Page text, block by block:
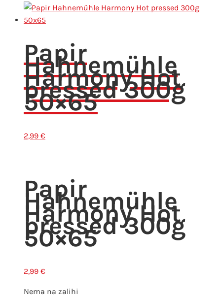
količina
Papir
Hahnemühle
Harmony Hot
pressed 300g
50×65
2,99 €
Papir
Hahnemühle
Harmony Hot
pressed 300g
50×65
2,99 €
Nema na zalihi